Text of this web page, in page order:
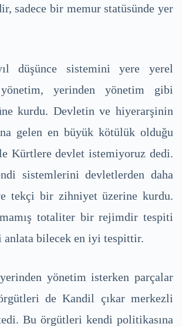
sadece bir memur statüsünde yer
düşünce sistemini yere yerel
yerinden yönetim gibi
kurdu. Devletin ve hiyerarşinin
gelen en büyük kötülük olduğu
Kürtlere devlet istemiyoruz dedi.
sistemlerini devletlerden daha
tekçi bir zihniyet üzerine kurdu.
totaliter bir rejimdir tespiti
bilecek en iyi tespittir.
yönetim isterken parçalar
de Kandil çıkar merkezli
Bu örgütleri kendi politikasına